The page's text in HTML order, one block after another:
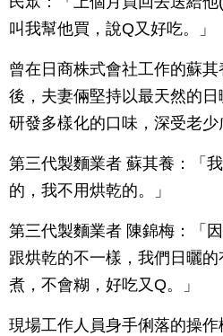
叫我幫他買，說Q又好吃。」
曾在日商株式會社工作的蘇
後，夫妻倆堅持以最天然的
研發多樣化的口味，深受老少
第三代製麵業者 蘇其養：「
的，我不用烘乾的。」
第三代製麵業者 陳錦梅：「
跟烘乾的不一樣，我們日曬
煮，不會糊，好吃又Q。」
現場工作人員身手俐落的操